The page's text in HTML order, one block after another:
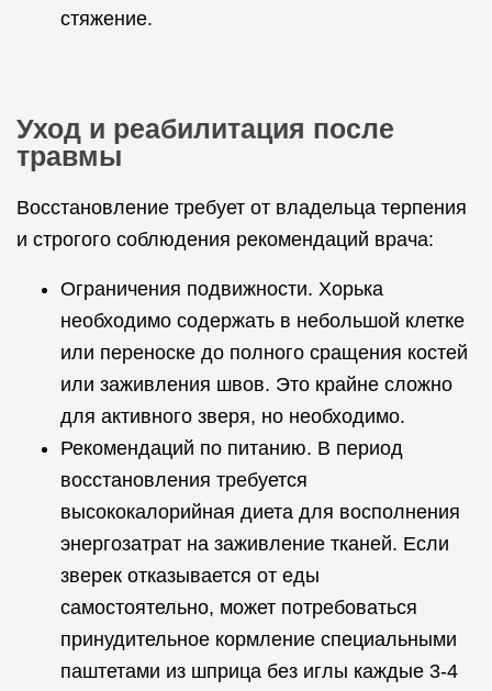
стяжение.
Уход и реабилитация после
травмы
Восстановление требует от владельца терпения
и строгого соблюдения рекомендаций врача:
Ограничения подвижности. Хорька
необходимо содержать в небольшой клетке
или переноске до полного сращения костей
или заживления швов. Это крайне сложно
для активного зверя, но необходимо.
Рекомендаций по питанию. В период
восстановления требуется
высококалорийная диета для восполнения
энергозатрат на заживление тканей. Если
зверек отказывается от еды
самостоятельно, может потребоваться
принудительное кормление специальными
паштетами из шприца без иглы каждые 3-4